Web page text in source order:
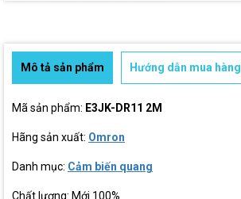
Mô tả sản phẩm Hướng dẫn mua hàng
Mã sản phẩm: E3JK-DR11 2M
Hãng sản xuất: Omron
Danh mục: Cảm biến quang
Chất lượng: Mới 100%